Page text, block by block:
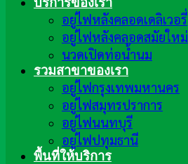
อยู่ไฟหลังคลอดเดลิเวอรี่
อยู่ไฟหลังคลอดสมัยใหม่
นวดเปิดท่อน้ำนม
รวมสาขาของเรา
อยู่ไฟกรุงเทพมหานคร
อยู่ไฟสมุทรปราการ
อยู่ไฟนนทบุรี
อยู่ไฟปทุมธานี
พื้นที่ให้บริการ